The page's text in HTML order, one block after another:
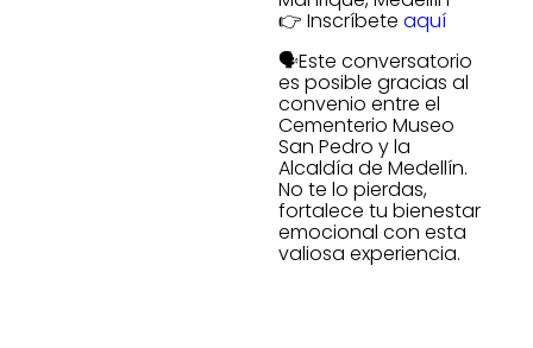
👉 Inscríbete aquí
🗣️Este conversatorio
es posible gracias al
convenio entre el
Cementerio Museo
San Pedro y la
Alcaldía de Medellín.
No te lo pierdas,
fortalece tu bienestar
emocional con esta
valiosa experiencia.